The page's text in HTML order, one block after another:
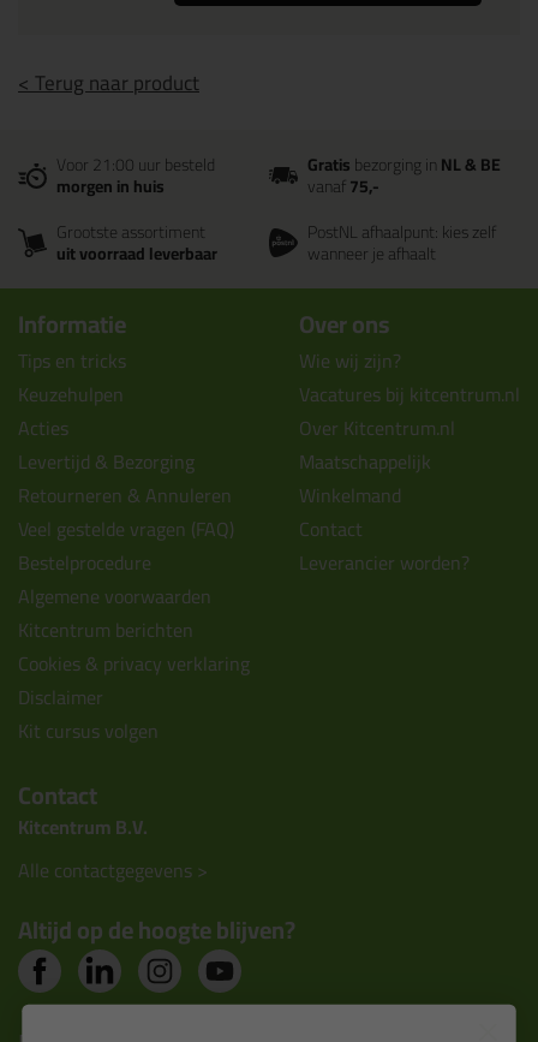
< Terug naar product
Voor 21:00 uur besteld
morgen in huis
Gratisbezorging inNL & BE
vanaf75,-
Grootste assortiment
uit voorraad leverbaar
PostNL afhaalpunt: kies zelf
wanneer je afhaalt
Informatie
Tips en tricks
Keuzehulpen
Acties
Levertijd & Bezorging
Retourneren & Annuleren
Veel gestelde vragen (FAQ)
Bestelprocedure
Algemene voorwaarden
Kitcentrum berichten
Cookies & privacy verklaring
Disclaimer
Kit cursus volgen
Over ons
Wie wij zijn?
Vacatures bij kitcentrum.nl
Over Kitcentrum.nl
Maatschappelijk
Winkelmand
Contact
Leverancier worden?
Contact
Kitcentrum B.V.
Alle contactgegevens >
Altijd op de hoogte blijven?